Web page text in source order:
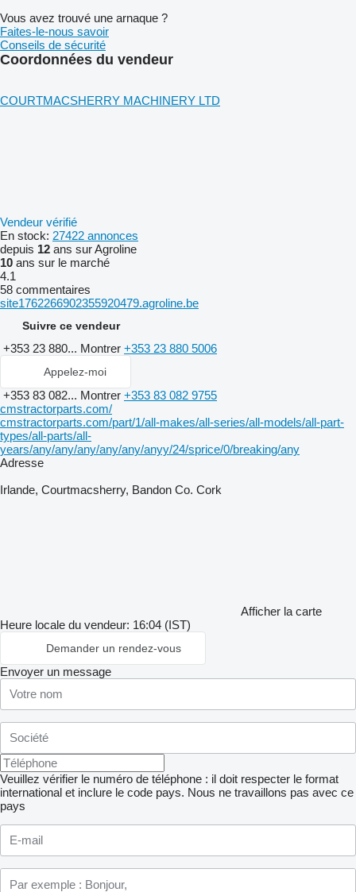
Vous avez trouvé une arnaque ?
Faites-le-nous savoir
Conseils de sécurité
Coordonnées du vendeur
COURTMACSHERRY MACHINERY LTD
Vendeur vérifié
En stock: 27422 annonces
depuis 12 ans sur Agroline
10 ans sur le marché
4.1
58 commentaires
site1762266902355920479.agroline.be
Suivre ce vendeur
+353 23 880... Montrer +353 23 880 5006
Appelez-moi
+353 83 082... Montrer +353 83 082 9755
cmstractorparts.com/
cmstractorparts.com/part/1/all-makes/all-series/all-models/all-part-
types/all-parts/all-
years/any/any/any/any/any/anyy/24/sprice/0/breaking/any
Adresse
Irlande, Courtmacsherry, Bandon Co. Cork
Afficher la carte
Heure locale du vendeur: 16:04 (IST)
Demander un rendez-vous
Envoyer un message
Veuillez vérifier le numéro de téléphone : il doit respecter le format
international et inclure le code pays. Nous ne travaillons pas avec ce
pays